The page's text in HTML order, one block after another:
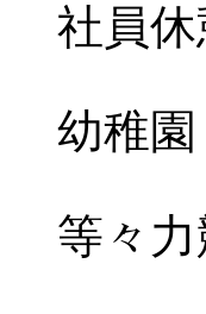
社員
幼稚
等々